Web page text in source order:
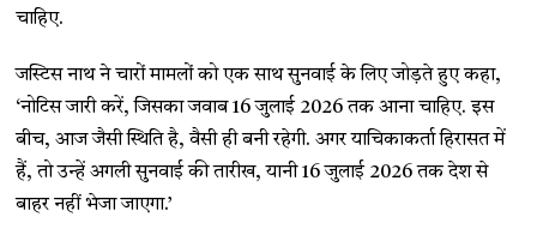
चाहिए.
जस्टिस नाथ ने चारों मामलों को एक साथ सुनवाई के लिए जोड़ते हुए कहा,
‘नोटिस जारी करें, जिसका जवाब 16 जुलाई 2026 तक आना चाहिए. इस
बीच, आज जैसी स्थिति है, वैसी ही बनी रहेगी. अगर याचिकाकर्ता हिरासत में
हैं, तो उन्हें अगली सुनवाई की तारीख, यानी 16 जुलाई 2026 तक देश से
बाहर नहीं भेजा जाएगा.’